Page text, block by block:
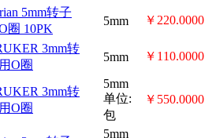
5mm转子用
O圈
BRUKER
5mm陶瓷转
子用O圈
5mm ￥110.0000
Varian 5mm
转子用O圈
5mm ￥45.0000